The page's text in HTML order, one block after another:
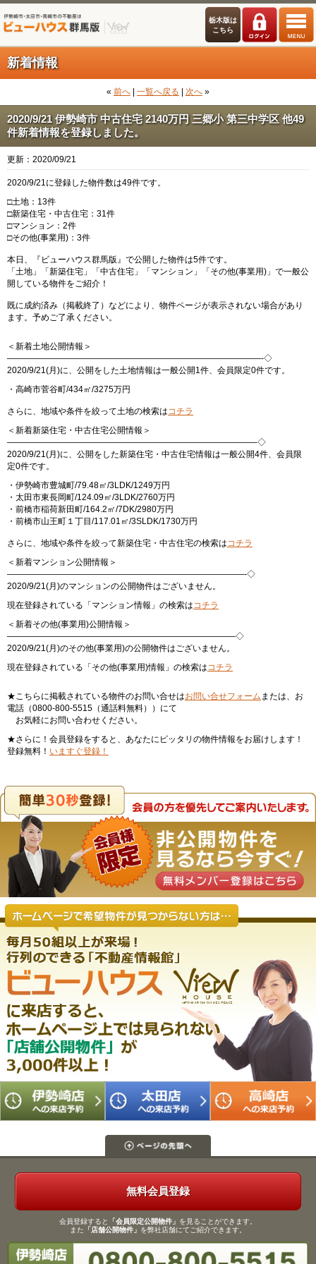
栃木版は
こちら
新着情報
« 前へ 一覧へ戻る 次へ »
2020/9/21 伊勢崎市 中古住宅 2140万円 三郷小 第三中学区 他49
件新着情報を登録しました。
更新：2020/09/21
2020/9/21に登録した物件数は49件です。
□土地：13件
□新築住宅・中古住宅：31件
□マンション：2件
□その他(事業用)：3件
本日、『ビューハウス群馬版』で公開した物件は5件です。
「土地」「新築住宅」「中古住宅」「マンション」「その他(事業用)」で一般公
開している物件をご紹介！
既に成約済み（掲載終了）などにより、物件ページが表示されない場合があり
ます。予めご了承ください。
＜新着土地公開情報＞
——————————————————————————————-◇
2020/9/21(月)に、公開をした土地情報は一般公開1件、会員限定0件です。
・高崎市菅谷町/434㎡/3275万円
さらに、地域や条件を絞って土地の検索はコチラ
＜新着新築住宅・中古住宅公開情報＞
—————————————————————————————–◇
2020/9/21(月)に、公開をした新築住宅・中古住宅情報は一般公開4件、会員限
定0件です。
・伊勢崎市豊城町/79.48㎡/3LDK/1249万円
・太田市東長岡町/124.09㎡/3LDK/2760万円
・前橋市稲荷新田町/164.2㎡/7DK/2980万円
・前橋市山王町１丁目/117.01㎡/3SLDK/1730万円
さらに、地域や条件を絞って新築住宅・中古住宅の検索はコチラ
＜新着マンション公開情報＞
————————————————————————————-◇
2020/9/21(月)のマンションの公開物件はございません。
現在登録されている「マンション情報」の検索はコチラ
＜新着その他(事業用)公開情報＞
———————————————————————————◇
2020/9/21(月)のその他(事業用)の公開物件はございません。
現在登録されている「その他(事業用)情報」の検索はコチラ
★こちらに掲載されている物件のお問い合せはお問い合せフォーム または、お
電話（0800-800-5515（通話料無料））にて
お気軽にお問い合わせください。
★さらに！会員登録をすると、あなたにピッタリの物件情報をお届けします！
登録無料！ いますぐ登録！
無料会員登録
会員登録すると 「会員限定公開物件」 を見ることができます。
また 「店舗公開物件」 を弊社店舗にてご紹介できます。